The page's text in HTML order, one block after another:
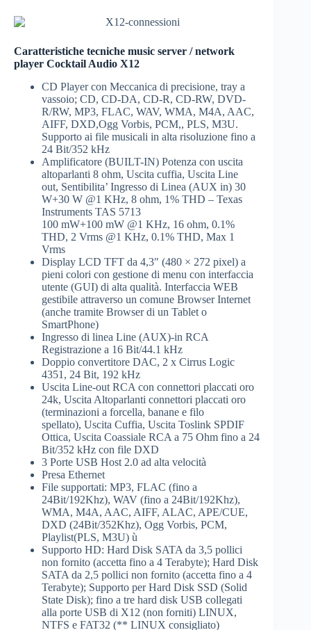
Caratteristiche tecniche music server / network
player Cocktail Audio X12
CD Player con Meccanica di precisione, tray a
vassoio; CD, CD-DA, CD-R, CD-RW, DVD-
R/RW, MP3, FLAC, WAV, WMA, M4A, AAC,
AIFF, DXD,Ogg Vorbis, PCM,, PLS, M3U.
Supporto ai file musicali in alta risoluzione fino a
24 Bit/352 kHz
Amplificatore (BUILT-IN) Potenza con uscita
altoparlanti 8 ohm, Uscita cuffia, Uscita Line
out, Sentibilita’ Ingresso di Linea (AUX in) 30
W+30 W @1 KHz, 8 ohm, 1% THD – Texas
Instruments TAS 5713
100 mW+100 mW @1 KHz, 16 ohm, 0.1%
THD, 2 Vrms @1 KHz, 0.1% THD, Max 1
Vrms
Display LCD TFT da 4,3″ (480 × 272 pixel) a
pieni colori con gestione di menu con interfaccia
utente (GUI) di alta qualità. Interfaccia WEB
gestibile attraverso un comune Browser Internet
(anche tramite Browser di un Tablet o
SmartPhone)
Ingresso di linea Line (AUX)-in RCA
Registrazione a 16 Bit/44.1 kHz
Doppio convertitore DAC, 2 x Cirrus Logic
4351, 24 Bit, 192 kHz
Uscita Line-out RCA con connettori placcati oro
24k, Uscita Altoparlanti connettori placcati oro
(terminazioni a forcella, banane e filo
spellato), Uscita Cuffia, Uscita Toslink SPDIF
Ottica, Uscita Coassiale RCA a 75 Ohm fino a 24
Bit/352 kHz con file DXD
3 Porte USB Host 2.0 ad alta velocità
Presa Ethernet
File supportati: MP3, FLAC (fino a
24Bit/192Khz), WAV (fino a 24Bit/192Khz),
WMA, M4A, AAC, AIFF, ALAC, APE/CUE,
DXD (24Bit/352Khz), Ogg Vorbis, PCM,
Playlist(PLS, M3U) ù
Supporto HD: Hard Disk SATA da 3,5 pollici
non fornito (accetta fino a 4 Terabyte); Hard Disk
SATA da 2,5 pollici non fornito (accetta fino a 4
Terabyte); Supporto per Hard Disk SSD (Solid
State Disk); fino a tre hard disk USB collegati
alla porte USB di X12 (non forniti) LINUX,
NTFS e FAT32 (** LINUX consigliato)